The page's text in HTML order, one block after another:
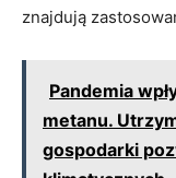
znajdują
Pandemia
metanu.
gospodarki